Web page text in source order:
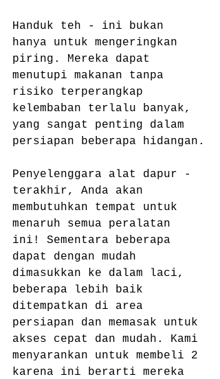
Handuk teh - ini bukan
hanya untuk mengeringkan
piring. Mereka dapat
menutupi makanan tanpa
risiko terperangkap
kelembaban terlalu banyak,
yang sangat penting dalam
persiapan beberapa hidangan.
Penyelenggara alat dapur -
terakhir, Anda akan
membutuhkan tempat untuk
menaruh semua peralatan
ini! Sementara beberapa
dapat dengan mudah
dimasukkan ke dalam laci,
beberapa lebih baik
ditempatkan di area
persiapan dan memasak untuk
akses cepat dan mudah. Kami
menyarankan untuk membeli 2
karena ini berarti mereka